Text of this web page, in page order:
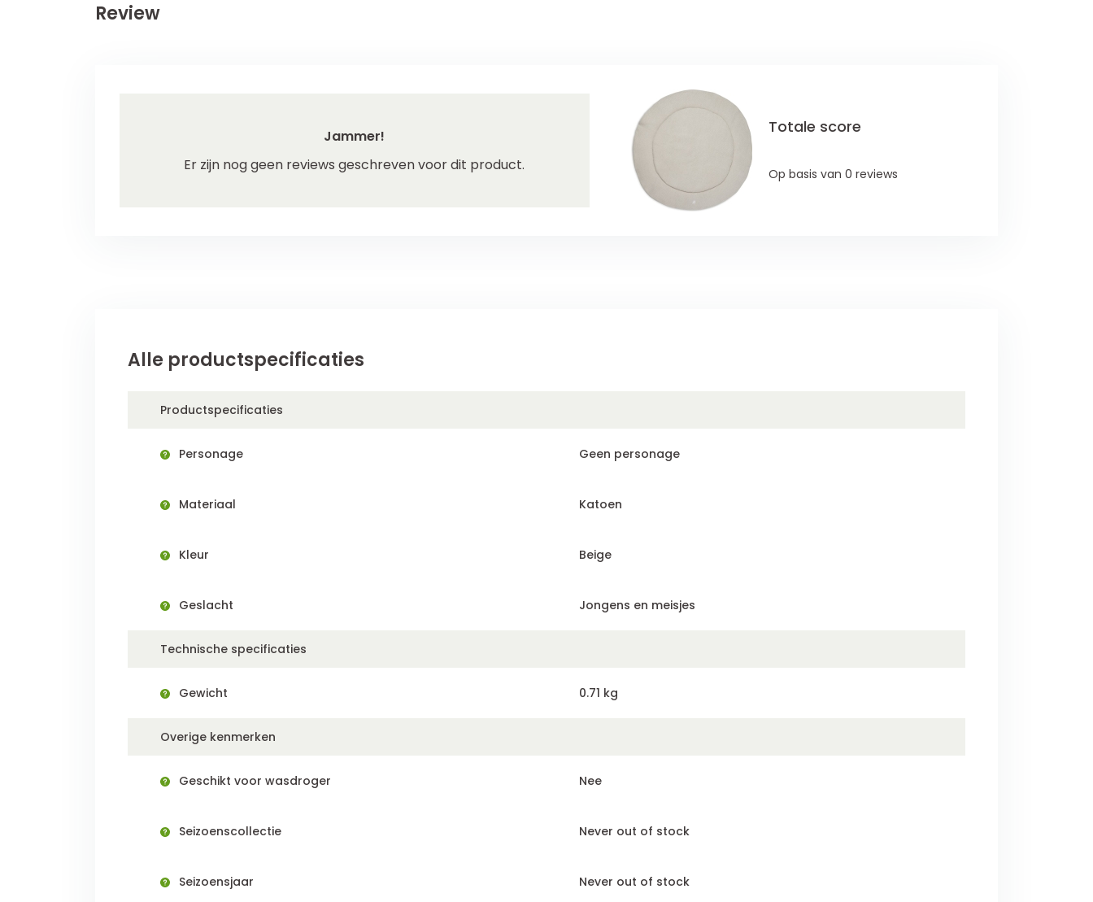
Review
Jammer!
Er zijn nog geen reviews geschreven voor dit product.
Totale score
Op basis van 0 reviews
Alle productspecificaties
Productspecificaties
Personage Geen personage
Materiaal Katoen
Kleur Beige
Geslacht Jongens en meisjes
Technische specificaties
Gewicht 0.71 kg
Overige kenmerken
Geschikt voor wasdroger Nee
Seizoenscollectie Never out of stock
Seizoensjaar Never out of stock